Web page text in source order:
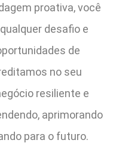
proativa, você
desafio e
de
no seu
resiliente e
aprimorando
para o futuro.